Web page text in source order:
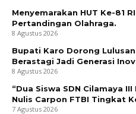
Menyemarakan HUT Ke-81
Pertandingan Olahraga.
8 Agustus 2026
Bupati Karo Dorong
Berastagi Jadi Generasi
8 Agustus 2026
“Dua Siswa SDN Cilamaya
Nulis Carpon FTBI Tingkat
7 Agustus 2026